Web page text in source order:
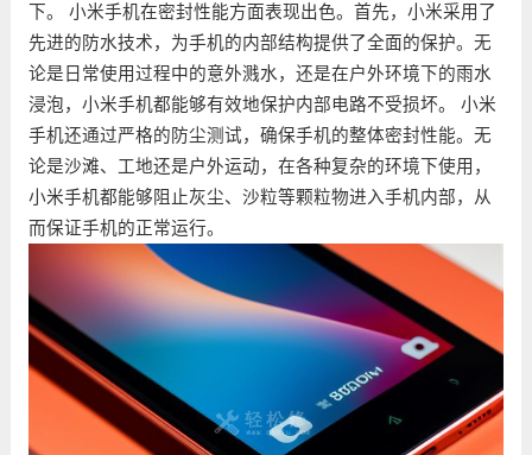
下。 小米手机在密封性能方面表现出色。首先，小米采用了
先进的防水技术，为手机的内部结构提供了全面的保护。无
论是日常使用过程中的意外溅水，还是在户外环境下的雨水
浸泡，小米手机都能够有效地保护内部电路不受损坏。 小米
手机还通过严格的防尘测试，确保手机的整体密封性能。无
论是沙滩、工地还是户外运动，在各种复杂的环境下使用，
小米手机都能够阻止灰尘、沙粒等颗粒物进入手机内部，从
而保证手机的正常运行。